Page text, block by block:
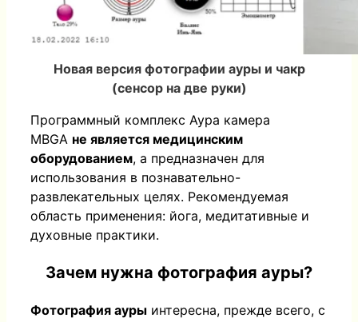
Новая версия фотографии ауры и чакр
(сенсор на две руки)
Программный комплекс Аура камера
MBGA не является медицинским
оборудованием, а предназначен для
использования в познавательно-
развлекательных целях. Рекомендуемая
область применения: йога, медитативные и
духовные практики.
Зачем нужна фотография ауры?
Фотография ауры интересна, прежде всего, с